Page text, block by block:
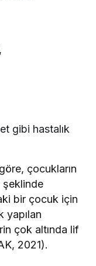
gibi hastalık
çocukların
şeklinde
bir çocuk için
yapılan
çok altında lif
2021).